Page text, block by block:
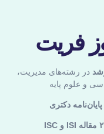
فریت
در رشته‌های مدیریت،
و علوم پایه